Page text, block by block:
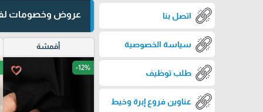
اتصل بنا
سياسة الخصوصية
طلب توظيف
عناوين فروع إبرة وخيط
عروض وخصومات
أقمشة
favorite_border -12%